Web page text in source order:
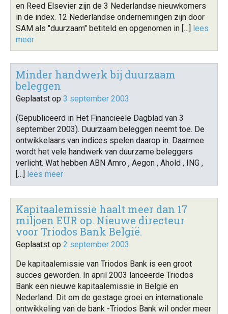
en Reed Elsevier zijn de 3 Nederlandse nieuwkomers
in de index. 12 Nederlandse ondernemingen zijn door
SAM als "duurzaam" betiteld en opgenomen in […] lees
meer
Minder handwerk bij duurzaam
beleggen
Geplaatst op 3 september 2003
(Gepubliceerd in Het Financieele Dagblad van 3
september 2003). Duurzaam beleggen neemt toe. De
ontwikkelaars van indices spelen daarop in. Daarmee
wordt het vele handwerk van duurzame beleggers
verlicht. Wat hebben ABN Amro , Aegon , Ahold , ING ,
[…] lees meer
Kapitaalemissie haalt meer dan 17
miljoen EUR op. Nieuwe directeur
voor Triodos Bank België.
Geplaatst op 2 september 2003
De kapitaalemissie van Triodos Bank is een groot
succes geworden. In april 2003 lanceerde Triodos
Bank een nieuwe kapitaalemissie in België en
Nederland. Dit om de gestage groei en internationale
ontwikkeling van de bank -Triodos Bank wil onder meer